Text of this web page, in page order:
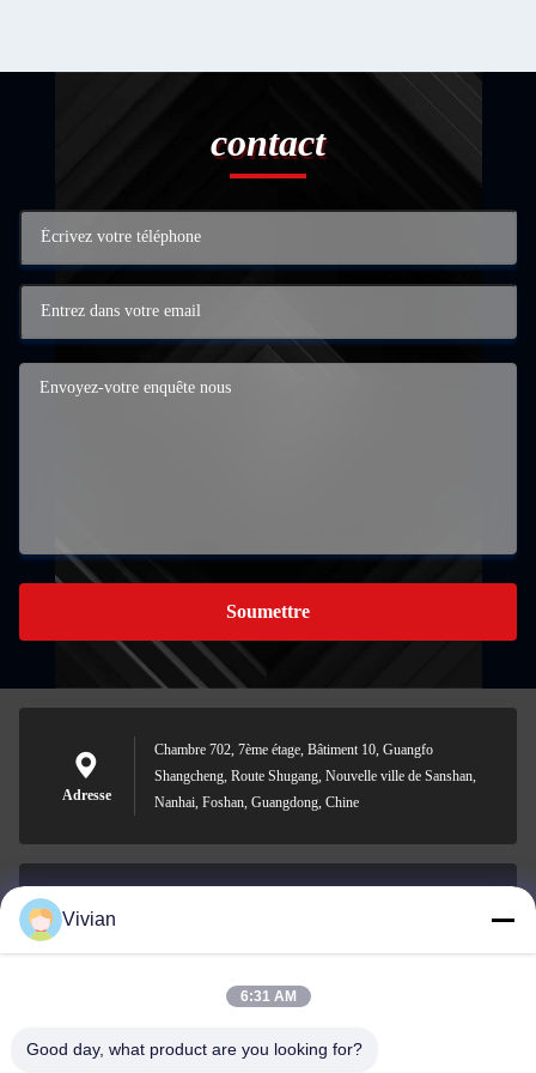
contact
Soumettre
Adresse
Chambre 702, 7ème étage, Bâtiment 10, Guangfo
Shangcheng, Route Shugang, Nouvelle ville de Sanshan,
Nanhai, Foshan, Guangdong, Chine
0086-158-1879-0524
Vivian
6:31 AM
Good day, what product are you looking for?